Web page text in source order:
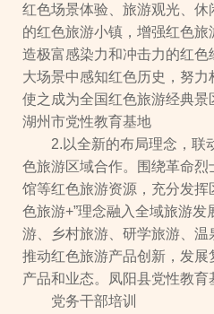
红色场景体验、旅游观光、
的红色旅游小镇，增强红色
造极富感染力和冲击力的红色
大场景中感知红色历史，努力
使之成为全国红色旅游经典景
湖州市党性教育基地
2.以全新的布局理念，联
色旅游区域合作。围绕革命
馆等红色旅游资源，充分发挥
色旅游+”理念融入全域旅游
游、乡村旅游、研学旅游、
推动红色旅游产品创新，发
产品和业态。凤阳县党性教育
党务干部培训